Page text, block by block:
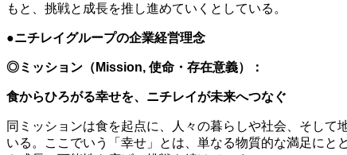
もと、挑戦と成長を推し進めていくとしている。
●ニチレイグループの企業経営理念
◎ミッション（Mission, 使命・存在意義）：
食からひろがる幸せを、ニチレイが未来へつなぐ
同ミッションは食を起点に、人々の暮らしや社会、そし
いる。ここでいう「幸せ」とは、単なる物質的な満足に